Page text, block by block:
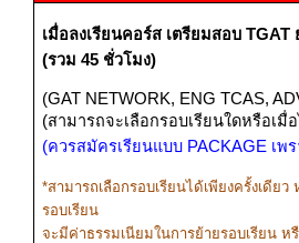
เมื่อลงเรียนคอร์ส เตรียมสอบ TGAT
(รวม45 ชั่วโมง)
(GAT NETWORK, ENG TCAS,
(สามารถจะเลือกรอบเรียนใดหรือเมื่
(ควรสมัครเรียนแบบ PACKAGE เพ
*สามารถเลือกรอบเรียนได้เพียงครั้งเดีย
รอบเรียน
จะมีค่าธรรมเนียมในการย้ายรอบเรียน ห